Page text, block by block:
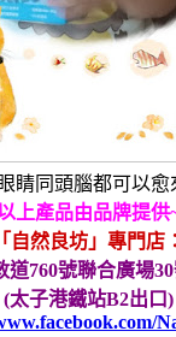
睛同頭腦都可以愈
上產品由品牌提供
「自然良坊」專門店：
道760號聯合廣場30
(太子港鐵站B2出口)